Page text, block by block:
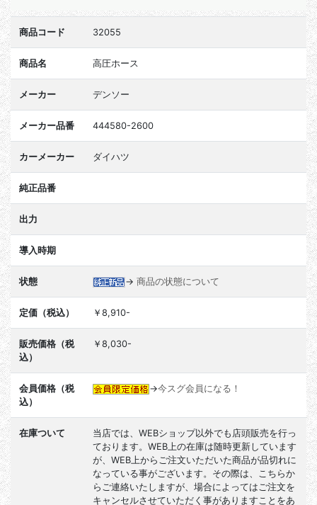
商品コード 32055
商品名 高圧ホース
メーカー デンソー
メーカー品番 444580-2600
カーメーカー ダイハツ
純正品番
出力
導入時期
状態 → 商品の状態について
定価（税込） ￥8,910-
販売価格（税
込）
￥8,030-
会員価格（税
込）
→今スグ会員になる！
在庫ついて
当店では、WEBショップ以外でも店頭販売を行っ
ております。WEB上の在庫は随時更新しています
が、WEB上からご注文いただいた商品が品切れに
なっている事がございます。その際は、こちらか
らご連絡いたしますが、場合によってはご注文を
キャンセルさせていただく事がありますことをあ